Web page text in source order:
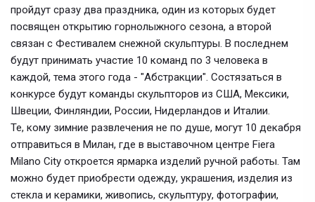
пройдут сразу два праздника, один из которых будет
посвящен открытию горнолыжного сезона, а второй
связан с Фестивалем снежной скульптуры. В последнем
будут принимать участие 10 команд по 3 человека в
каждой, тема этого года - "Абстракции". Состязаться в
конкурсе будут команды скульпторов из США, Мексики,
Швеции, Финляндии, России, Нидерландов и Италии.
Те, кому зимние развлечения не по душе, могут 10 декабря
отправиться в Милан, где в выставочном центре Fiera
Milano City откроется ярмарка изделий ручной работы. Там
можно будет приобрести одежду, украшения, изделия из
стекла и керамики, живопись, скульптуру, фотографии,